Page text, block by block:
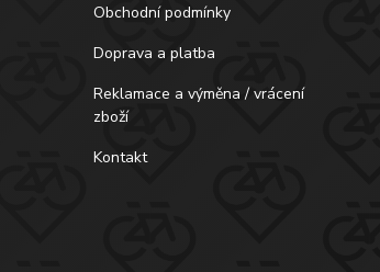
Obchodní podmínky
Doprava a platba
Reklamace a výměna / vrácení
zboží
Kontakt